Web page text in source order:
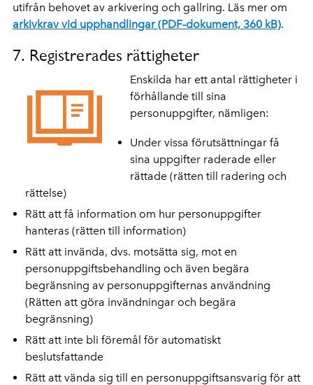
utifrån behovet av arkivering och gallring. Läs mer om
arkivkrav vid upphandlingar (PDF-dokument, 360 kB).
7. Registrerades rättigheter
Enskilda har ett antal rättigheter i
förhållande till sina
personuppgifter, nämligen:
Under vissa förutsättningar få
sina uppgifter raderade eller
rättade (rätten till radering och
rättelse)
Rätt att få information om hur personuppgifter
hanteras (rätten till information)
Rätt att invända, dvs. motsätta sig, mot en
personuppgiftsbehandling och även begära
begränsning av personuppgifternas användning
(Rätten att göra invändningar och begära
begränsning)
Rätt att inte bli föremål för automatiskt
beslutsfattande
Rätt att vända sig till en personuppgiftsansvarig för att